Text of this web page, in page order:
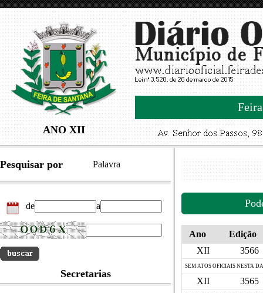
ANO XII
Pesquisar por Palavra
de a
Secretarias
Ano
Edição
XII
3566
SEM ATOS OFICIAIS NESTA
XII 3565